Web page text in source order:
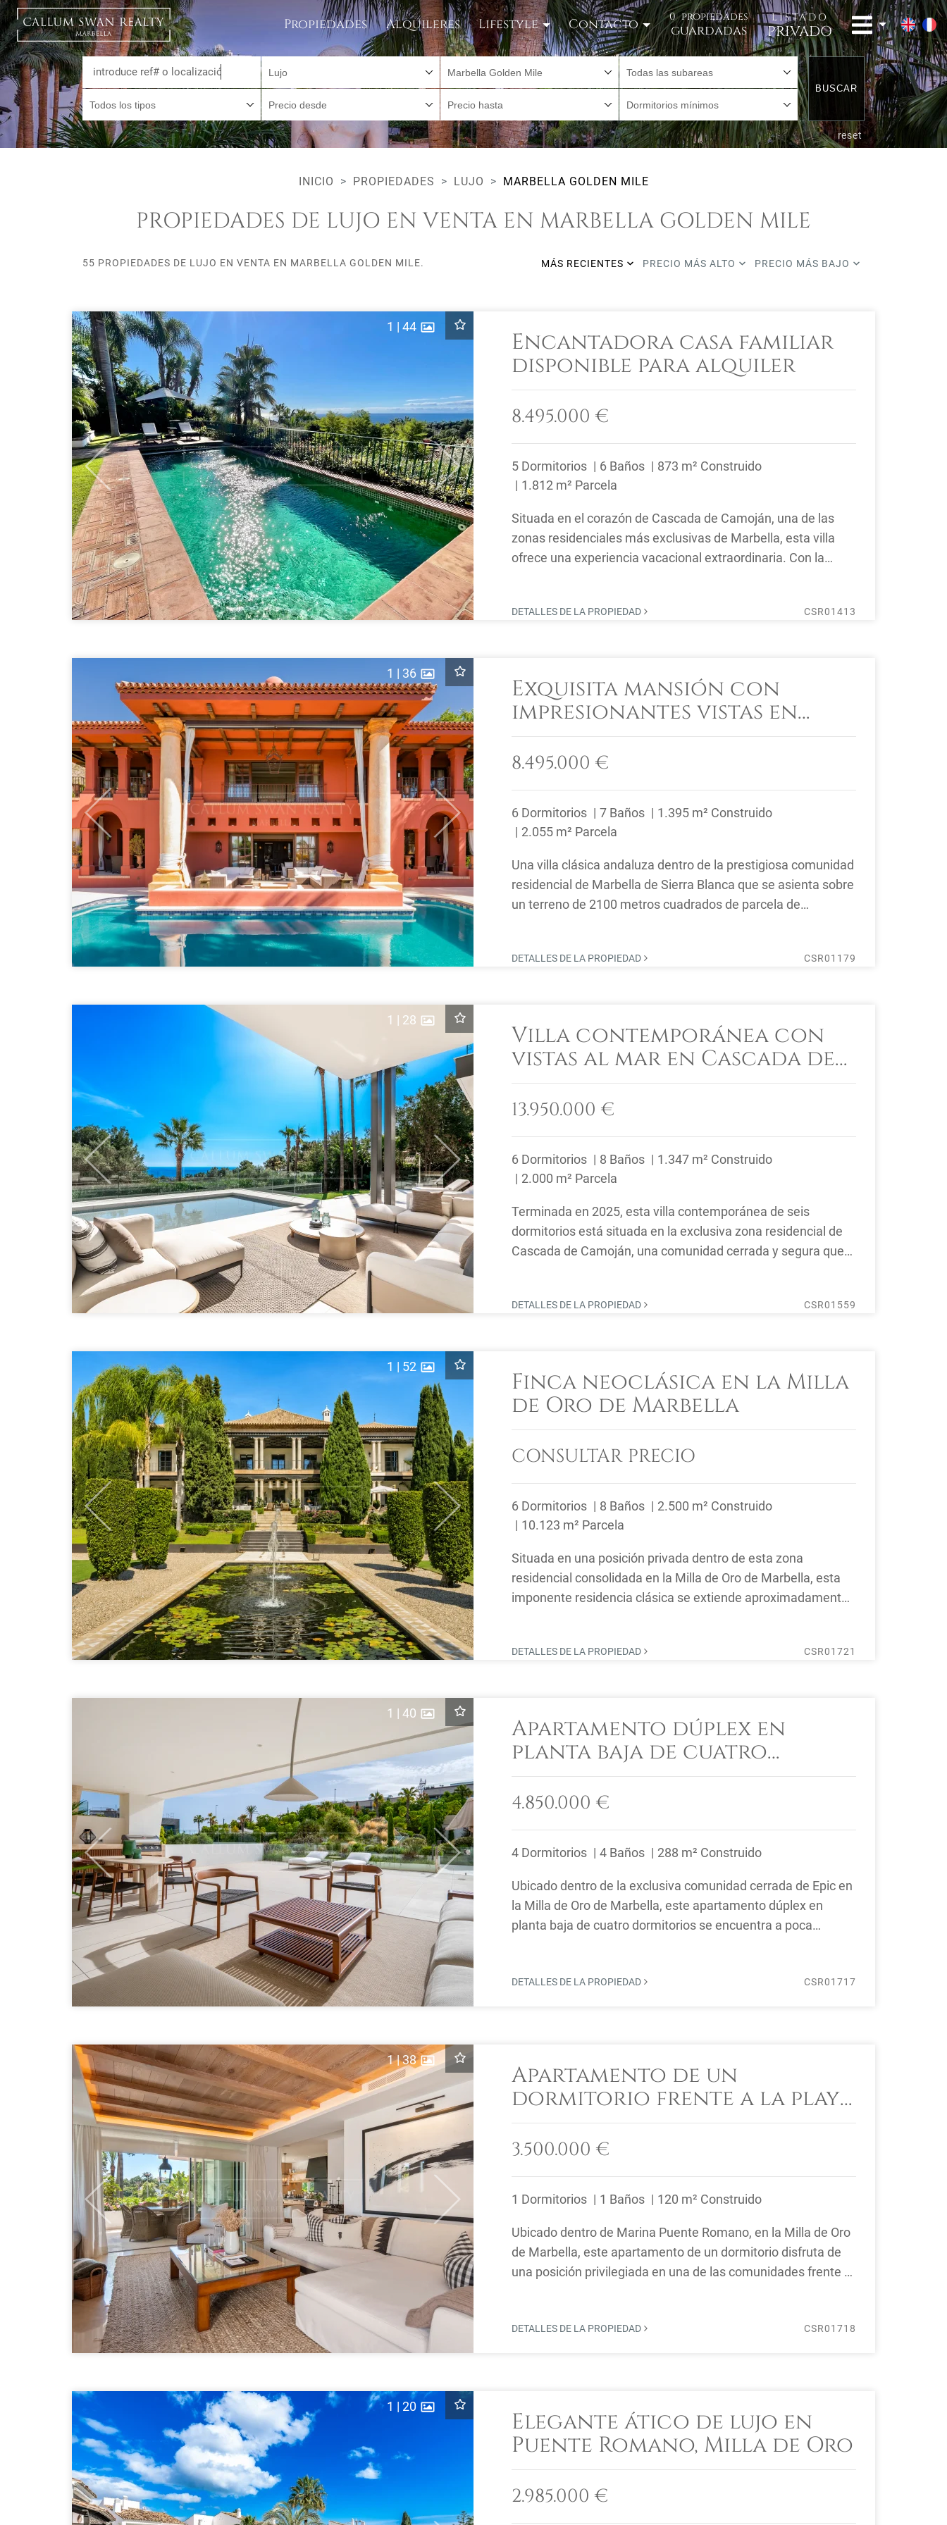
Propiedades Alquileres Lifestyle Contacto 0 propiedades
guardadas
LISTADO
PRIVADO
Lujo Marbella Golden Mile Todas las subareas
Todos los tipos Precio desde Precio hasta Dormitorios mínimos
BUSCAR
reset
INICIO PROPIEDADES LUJO MARBELLA GOLDEN MILE
PROPIEDADES DE LUJO EN VENTA EN MARBELLA GOLDEN MILE
55 PROPIEDADES DE LUJO EN VENTA EN MARBELLA GOLDEN MILE. MÁS RECIENTES PRECIO MÁS ALTO PRECIO MÁS BAJO
Previous Next
1 | 44
Encantadora casa familiar
disponible para alquiler
8.495.000 €
5 Dormitorios 6 Baños
873 m² Construido
1.812 m² Parcela
Situada en el corazón de Cascada de Camoján, una de las
zonas residenciales más exclusivas de Marbella, esta villa
ofrece una experiencia vacacional extraordinaria. Con la
DETALLES DE LA PROPIEDAD CSR01413
Previous Next
1 | 36
Exquisita mansión con
impresionantes vistas en
Sierra Blanca, Marbella
8.495.000 €
6 Dormitorios 7 Baños
1.395 m² Construido
2.055 m² Parcela
Una villa clásica andaluza dentro de la prestigiosa comunidad
residencial de Marbella de Sierra Blanca que se asienta sobre
un terreno de 2100 metros cuadrados de parcela de
DETALLES DE LA PROPIEDAD CSR01179
Previous Next
1 | 28
Villa contemporánea con
vistas al mar en Cascada de
Camoján, Marbella
13.950.000 €
6 Dormitorios 8 Baños
1.347 m² Construido
2.000 m² Parcela
Terminada en 2025, esta villa contemporánea de seis
dormitorios está situada en la exclusiva zona residencial de
Cascada de Camoján, una comunidad cerrada y segura que
DETALLES DE LA PROPIEDAD CSR01559
Previous Next
1 | 52
Finca neoclásica en la Milla
de Oro de Marbella
CONSULTAR PRECIO
6 Dormitorios 8 Baños
2.500 m² Construido
10.123 m² Parcela
Situada en una posición privada dentro de esta zona
residencial consolidada en la Milla de Oro de Marbella, esta
imponente residencia clásica se extiende aproximadamente
DETALLES DE LA PROPIEDAD CSR01721
Previous Next
1 | 40
Apartamento dúplex en
planta baja de cuatro
dormitorios en venta en Epic
Marbella, Milla de Oro
4.850.000 €
4 Dormitorios 4 Baños 288 m² Construido
Ubicado dentro de la exclusiva comunidad cerrada de Epic en
la Milla de Oro de Marbella, este apartamento dúplex en
planta baja de cuatro dormitorios se encuentra a poca
DETALLES DE LA PROPIEDAD CSR01717
Previous Next
1|38
Apartamento de un
dormitorio frente a la playa
en venta en Marina Puente
Romano, Milla de Oro
3.500.000 €
1 Dormitorios 1 Baños 120 m² Construido
Ubicado dentro de Marina Puente Romano, en la Milla de Oro
de Marbella, este apartamento de un dormitorio disfruta de
una posición privilegiada en una de las comunidades frente al
DETALLES DE LA PROPIEDAD CSR01718
1 | 20
Elegante ático de lujo en
Puente Romano, Milla de Oro
2.985.000 €